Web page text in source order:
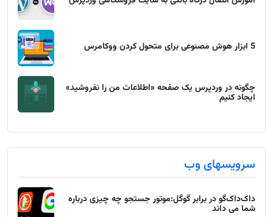
5 ابزار هوش مصنوعی برای متحول کردن ووکامرس
چگونه در وردپرس یک صفحه «اطلاعات من را نفروشید»
ایجاد کنیم
سرویسهای وب
داک‌داک‌گو در برابر گوگل:موتور جستجو چه چیزی درباره
شما می داند